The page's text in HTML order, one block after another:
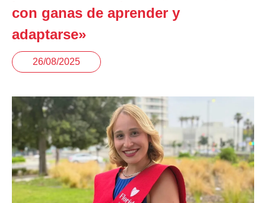
con ganas de aprender y
adaptarse»
26/08/2025